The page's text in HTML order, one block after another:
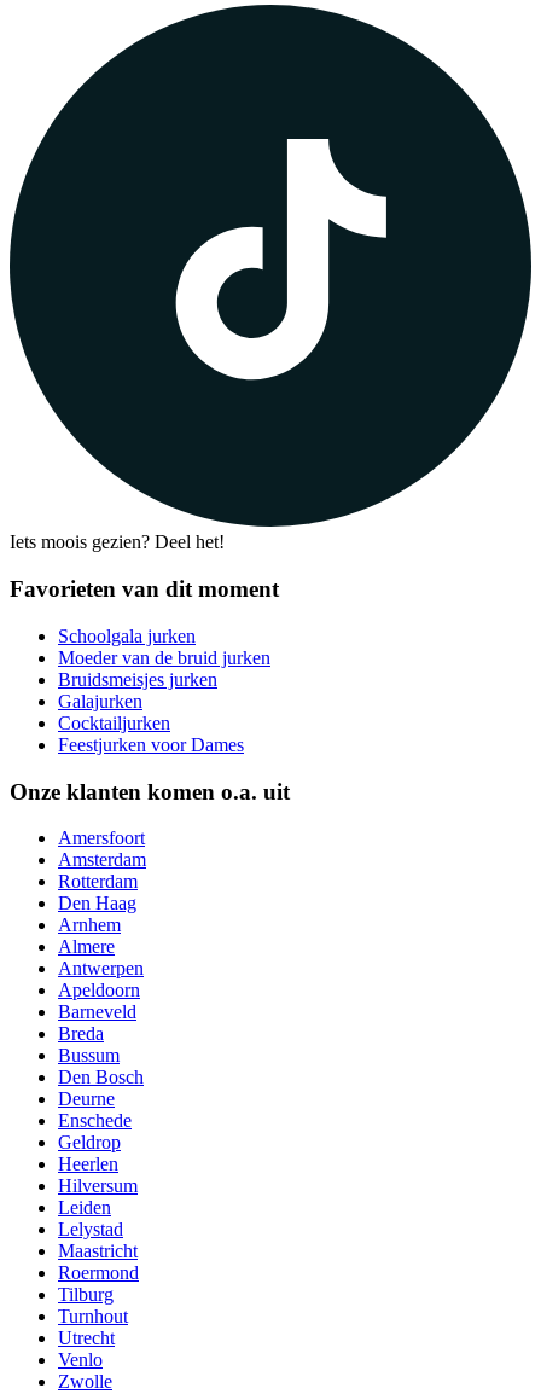
Iets moois gezien? Deel het!
Favorieten van dit moment
Schoolgala jurken
Moeder van de bruid jurken
Bruidsmeisjes jurken
Galajurken
Cocktailjurken
Feestjurken voor Dames
Onze klanten komen o.a. uit
Amersfoort
Amsterdam
Rotterdam
Den Haag
Arnhem
Almere
Antwerpen
Apeldoorn
Barneveld
Breda
Bussum
Den Bosch
Deurne
Enschede
Geldrop
Heerlen
Hilversum
Leiden
Lelystad
Maastricht
Roermond
Tilburg
Turnhout
Utrecht
Venlo
Zwolle